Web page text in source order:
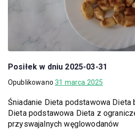
Posiłek w dniu 2025-03-31
Opublikowano31 marca 2025
Śniadanie Dieta podstawowa Dieta
Dieta podstawowa Dieta z
przyswajalnych węglowodanów